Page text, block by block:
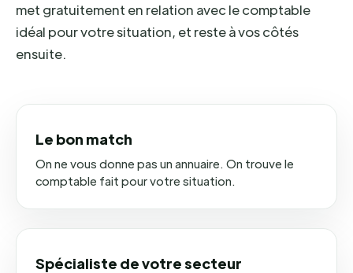
met gratuitement en relation avec le comptable
idéal pour votre situation, et reste à vos côtés
ensuite.
Le bon match
On ne vous donne pas un annuaire. On trouve le
comptable fait pour votre situation.
Spécialiste de votre secteur